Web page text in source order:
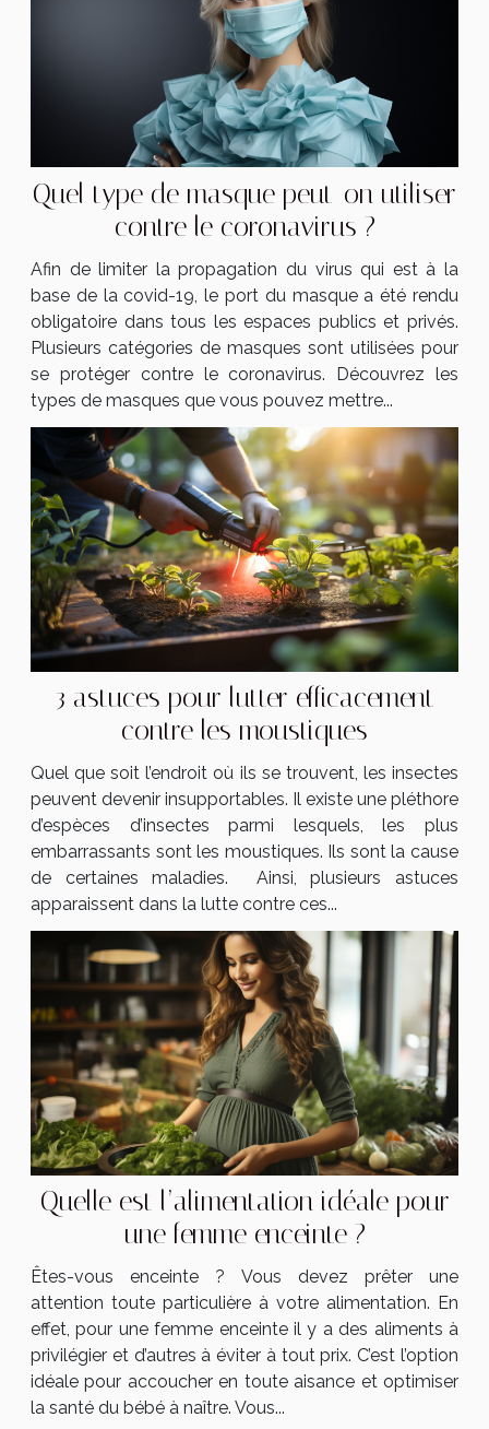
Quel type de masque peut-on utiliser
contre le coronavirus ?
Afin de limiter la propagation du virus qui est à la
base de la covid-19, le port du masque a été rendu
obligatoire dans tous les espaces publics et privés.
Plusieurs catégories de masques sont utilisées pour
se protéger contre le coronavirus. Découvrez les
types de masques que vous pouvez mettre...
3 astuces pour lutter efficacement
contre les moustiques
Quel que soit l’endroit où ils se trouvent, les insectes
peuvent devenir insupportables. Il existe une pléthore
d’espèces d’insectes parmi lesquels, les plus
embarrassants sont les moustiques. Ils sont la cause
de certaines maladies. Ainsi, plusieurs astuces
apparaissent dans la lutte contre ces...
Quelle est l’alimentation idéale pour
une femme enceinte ?
Êtes-vous enceinte ? Vous devez prêter une
attention toute particulière à votre alimentation. En
effet, pour une femme enceinte il y a des aliments à
privilégier et d’autres à éviter à tout prix. C’est l’option
idéale pour accoucher en toute aisance et optimiser
la santé du bébé à naître. Vous...